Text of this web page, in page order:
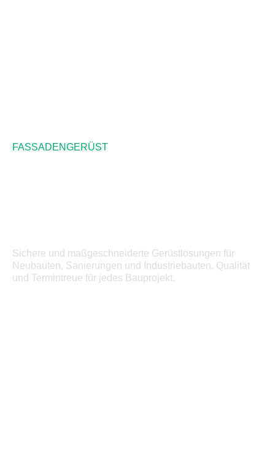
FASSADENGERÜST
Sichere und maßgeschneiderte Gerüstlösungen für
Neubauten, Sanierungen und Industriebauten. Qualität
und Termintreue für jedes Bauprojekt.